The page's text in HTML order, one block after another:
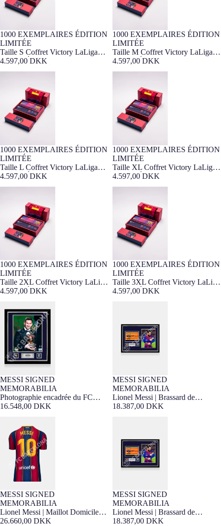
SIZE S VICTORY BOX
EXPÉDITION SOUS 2
SEMAINES
Barça Exclusif
1000 EXEMPLAIRES ÉDITION
LIMITÉE
Taille S Coffret Victory LaLiga
25/26 – Édition Limitée
4.597,00 DKK
Épuisé
SIZE M VICTORY BOX
EXPÉDITION SOUS 2
SEMAINES
Barça Exclusif
1000 EXEMPLAIRES ÉDITION
LIMITÉE
Taille M Coffret Victory LaLiga
25/26 – Édition Limitée
4.597,00 DKK
SIZE L VICTORY BOX
EXPÉDITION SOUS 2
SEMAINES
Barça Exclusif
1000 EXEMPLAIRES ÉDITION
LIMITÉE
Taille L Coffret Victory LaLiga
25/26 – Édition Limitée
4.597,00 DKK
Épuisé
SIZE XL VICTORY BOX
EXPÉDITION SOUS 2
SEMAINES
Barça Exclusif
1000 EXEMPLAIRES ÉDITION
LIMITÉE
Taille XL Coffret Victory LaLiga
25/26 – Édition Limitée
4.597,00 DKK
SIZE 2XL VICTORY BOX
EXPÉDITION SOUS 2
SEMAINES
Barça Exclusif
1000 EXEMPLAIRES ÉDITION
LIMITÉE
Taille 2XL Coffret Victory LaLiga
25/26 – Édition Limitée
4.597,00 DKK
Épuisé
SIZE 3XL VICTORY BOX
EXPÉDITION SOUS 2
Barça Exclusif
1000 EXEMPLAIRES ÉDITION
LIMITÉE
Taille 3XL Coffret Victory LaLiga
25/26 – Édition Limitée
4.597,00 DKK
Barcelone signée par Lionel Messi
– Vainqueur du Ballon d’Or 2023
SIGNED PRODUCT
MESSI SIGNED
MEMORABILIA
Photographie encadrée du FC
Barcelone signée par Lionel Messi
16.548,00 DKK
et Encadré
SIGNED PRODUCT
MESSI SIGNED
MEMORABILIA
Lionel Messi | Brassard de
Capitaine du FC Barcelone Signé
18.387,00 DKK
Officiel du Barça 2020-21 Signé
au Dos
SIGNED PRODUCT
MESSI SIGNED
MEMORABILIA
Lionel Messi | Maillot Domicile
Officiel du Barça 2020-21 Signé
26.660,00 DKK
et Encadré
SIGNED PRODUCT
MESSI SIGNED
MEMORABILIA
Lionel Messi | Brassard de
Capitaine du FC Barcelone Signé
18.387,00 DKK